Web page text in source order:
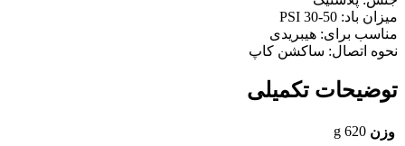
میزان باد: PSI 30-50
مناسب برای: هیبریدی
نحوه اتصال: ساکشن کاپ
توضیحات تکمیلی
وزن 620 g